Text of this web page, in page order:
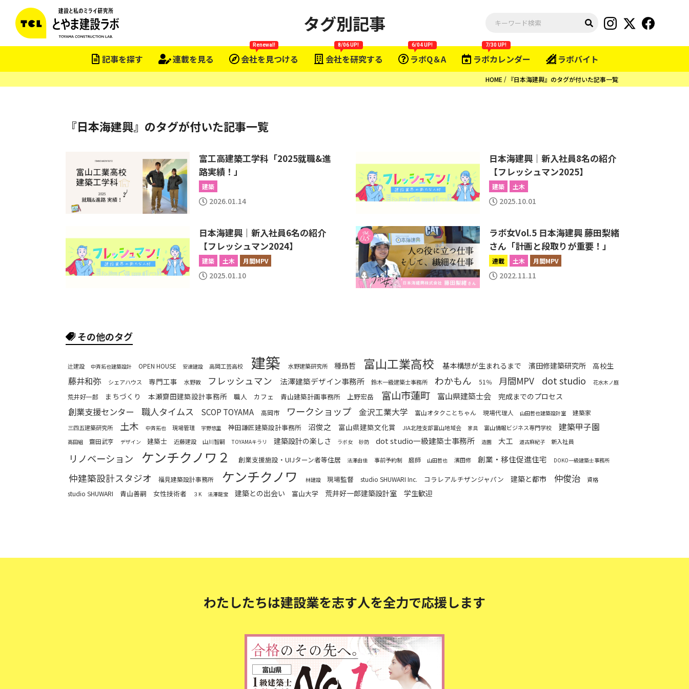
記事を探す 連載を見る 会社を見つける
Renewal!
会社を研究する
8/06 UP!
ラボQ＆A
6/04 UP!
ラボカレンダー
7/30 UP!
ラボバイト
タグ別記事
HOME 『日本海建興』のタグが付いた記事一覧
『日本海建興』のタグが付いた記事一覧
富工高建築工学科「2025就職&進
路実績！」
建築
2026.01.14
日本海建興｜新入社員8名の紹介
【フレッシュマン2025】
建築 土木
2025.10.01
日本海建興｜新入社員6名の紹介
【フレッシュマン2024】
建築 土木 月間MPV
2025.01.10
ラボ女Vol.5 日本海建興 藤田梨緒
さん「計画と段取りが重要！」
連載 土木 月間MPV
2022.11.11
その他のタグ
辻建設 中斉拓也建築設計 OPEN HOUSE 安達建設 高岡工芸高校 建築 水野建築研究所 種昻哲 富山工業高校 基本構想が生まれるまで 濱田修建築研究所 高校生
藤井和弥 シェアハウス 専門工事 水野敦 フレッシュマン 法澤建築デザイン事務所 鈴木一級建築士事務所 わかもん 51％ 月間MPV dot studio 花水木ノ庭
荒井好一郎 まちづくり 本瀬齋田建築設計事務所 職人 カフェ 青山建築計画事務所 上野宏岳 富山市蓮町 富山県建築士会 完成までのプロセス
創業支援センター 職人タイムス SCOP TOYAMA 高岡市 ワークショップ 金沢工業大学 富山オタクことちゃん 現場代理人 山田哲也建築設計室 建築家
三四五建築研究所 土木 中斉拓也 現場管理 宇野悠里 神田謙匠建築設計事務所 沼俊之 富山県建築文化賞 JIA北陸支部富山地域会 家具 富山情報ビジネス専門学校 建築甲子園
高田組 齋田武亨 デザイン 建築士 近藤建設 山川智嗣 TOYAMAキラリ 建築設計の楽しさ ラボ女 砂防 dot studio一級建築士事務所 造園 大工 道古麻紀子 新入社員
リノベーション ケンチクノワ２ 創業支援施設・UIJターン者等住居 法澤由佳 事前予約制 庭師 山田哲也 濱田修 創業・移住促進住宅 DOKO一級建築士事務所
仲建築設計スタジオ 福見建築設計事務所 ケンチクノワ 林建設 現場監督 studio SHUWARI Inc. コラレアルチザンジャパン 建築と都市 仲俊治 資格
studio SHUWARI 青山善嗣 女性技術者 ３K 法澤龍宝 建築との出会い 富山大学 荒井好一郎建築設計室 学生歓迎
わたしたちは建設業を志す人を全力で応援します